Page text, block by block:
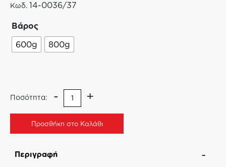
Κωδ. 14-0036/37
Βάρος
600g 800g
- +
Ποσότητα:
Προσθήκη στο Καλάθι
Περιγραφή